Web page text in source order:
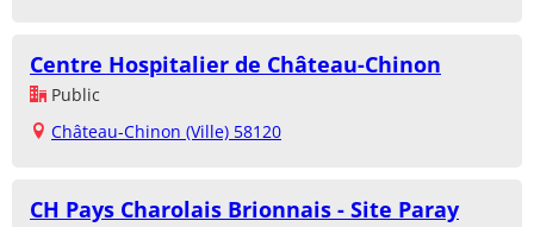
Centre Hospitalier de Château-Chinon
Public
Château-Chinon (Ville) 58120
CH Pays Charolais Brionnais - Site Paray